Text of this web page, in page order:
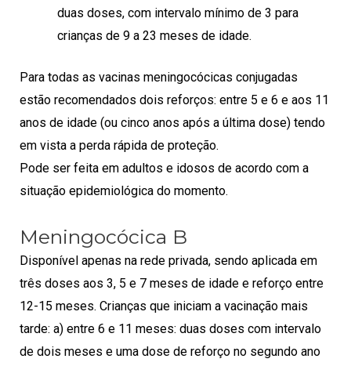
duas doses, com intervalo mínimo de 3 para
crianças de 9 a 23 meses de idade.
Para todas as vacinas meningocócicas conjugadas
estão recomendados dois reforços: entre 5 e 6 e aos 11
anos de idade (ou cinco anos após a última dose) tendo
em vista a perda rápida de proteção.
Pode ser feita em adultos e idosos de acordo com a
situação epidemiológica do momento.
Meningocócica B
Disponível apenas na rede privada, sendo aplicada em
três doses aos 3, 5 e 7 meses de idade e reforço entre
12-15 meses. Crianças que iniciam a vacinação mais
tarde: a) entre 6 e 11 meses: duas doses com intervalo
de dois meses e uma dose de reforço no segundo ano